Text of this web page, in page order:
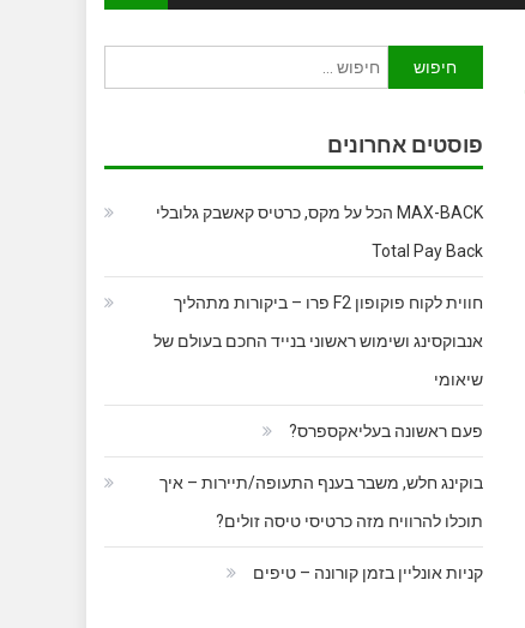
חיפוש:
פוסטים אחרונים
MAX-BACK הכל על מקס, כרטיס קאשבק גלובלי
Total Pay Back
חווית לקוח פוקופון F2 פרו – ביקורות מתהליך
אנבוקסינג ושימוש ראשוני בנייד החכם בעולם של
שיאומי
פעם ראשונה בעליאקספרס?
בוקינג חלש, משבר בענף התעופה/תיירות – איך
תוכלו להרוויח מזה כרטיסי טיסה זולים?
קניות אונליין בזמן קורונה – טיפים